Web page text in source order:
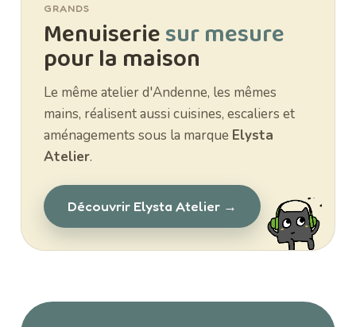
GRANDS
Menuiseriesur mesure
pour la maison
Le même atelier d'Andenne, les mêmes
mains, réalisent aussi cuisines, escaliers et
aménagements sous la marque Elysta
Atelier.
Découvrir Elysta Atelier →